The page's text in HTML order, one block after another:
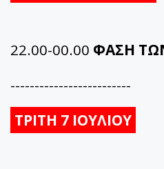
22.00-00.00 ΦΑΣΗ
-------------------------
ΤΡΙΤΗ 7 ΙΟΥΛΙΟΥ